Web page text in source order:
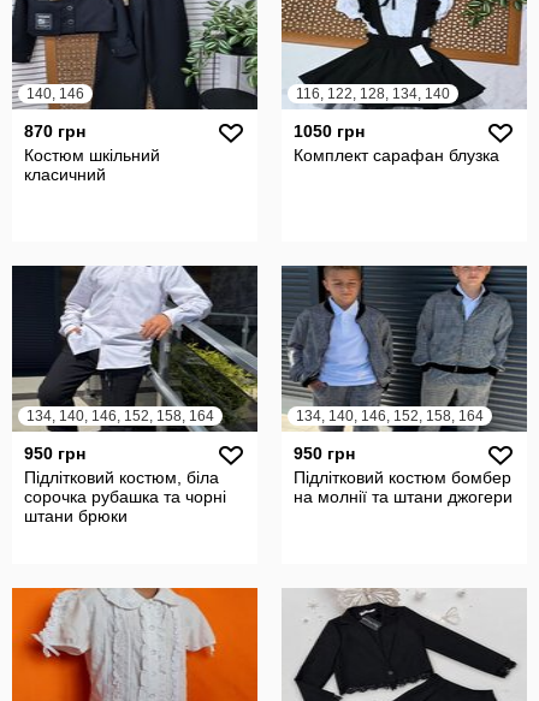
140, 146
870 грн
Костюм шкільний
класичний
116, 122, 128, 134, 140
1050 грн
Комплект сарафан блузка
134, 140, 146, 152, 158, 164
950 грн
Підлітковий костюм, біла
сорочка рубашка та чорні
штани брюки
134, 140, 146, 152, 158, 164
950 грн
Підлітковий костюм бомбер
на молнії та штани джогери